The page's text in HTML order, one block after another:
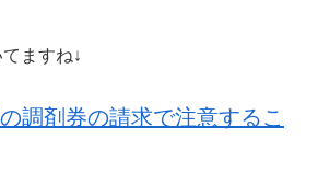
ますね↓
調剤券の請求で注意するこ